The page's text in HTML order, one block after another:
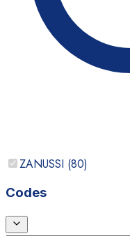
ZANUSSI (80)
Codes